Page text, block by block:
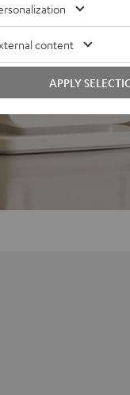
BEWERTUNGEN
content
APPLY